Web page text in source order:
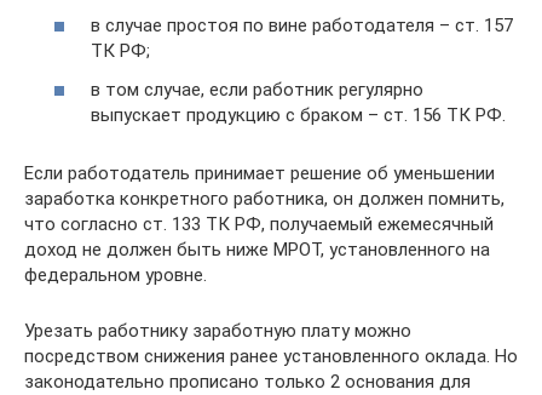
в случае простоя по вине работодателя – ст. 157
ТК РФ;
в том случае, если работник регулярно
выпускает продукцию с браком – ст. 156 ТК РФ.
Если работодатель принимает решение об уменьшении
заработка конкретного работника, он должен помнить,
что согласно ст. 133 ТК РФ, получаемый ежемесячный
доход не должен быть ниже МРОТ, установленного на
федеральном уровне.
Урезать работнику заработную плату можно
посредством снижения ранее установленного оклада. Но
законодательно прописано только 2 основания для